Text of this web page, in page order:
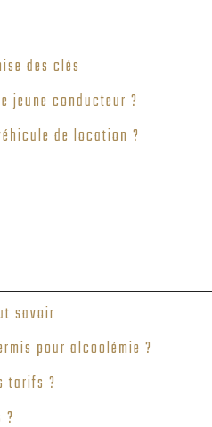
des clés
jeune conducteur ?
de location ?
savoir
pour alcoolémie ?
tarifs ?